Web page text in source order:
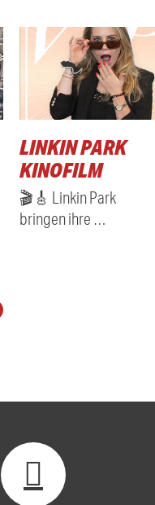
LINKIN PARK
KINOFILM
🎬🎸 Linkin Park
bringen ihre …